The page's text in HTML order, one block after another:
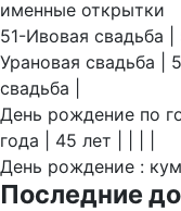
именные открытки
51-Ивовая свадьба
Урановая свадьба |
свадьба |
День рождение по
года | 45 лет | | | |
День рождение : кум
Последние